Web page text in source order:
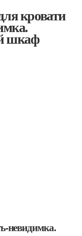
кровати
шкаф
невидимка.